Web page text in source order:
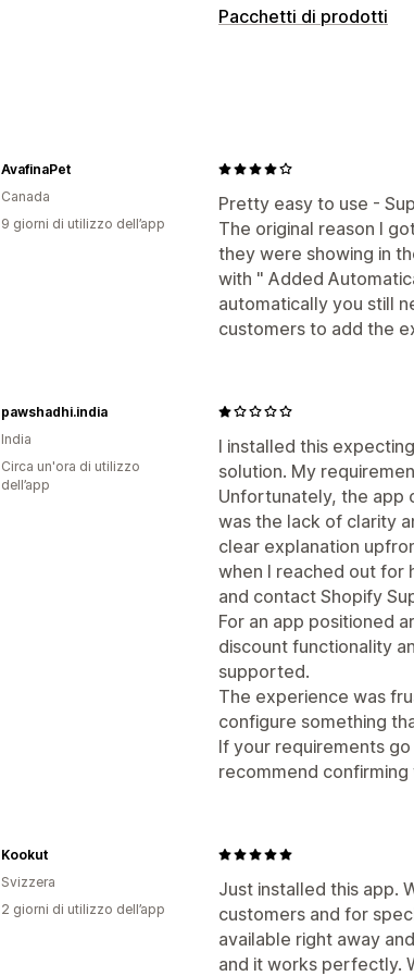
Tipo di sconto
Sconti al check-out
Prezzi dinamici Sconti
Gestione sconti
Strumento Editor
Conversione delle
Pacchetti di prodotti
Prodotti fisici
Prezzi impostabili
Prezzi fissi Prezzi a
Sconti sui volumi
Pretty easy to use -
The original reason I
they were showing in
with " Added
automatically you still
customers to add the
AvafinaPet
Canada
9 giorni di utilizzo dell’app
I installed this
solution. My
Unfortunately, the app
was the lack of clarity
clear explanation
when I reached out for
and contact Shopify
For an app positioned
discount functionality
supported.
The experience was
configure something
If your requirements
recommend
pawshadhi.india
India
Circa un'ora di utilizzo
dell’app
Just installed this app.
customers and for
available right away
and it works perfectly.
Kookut
Svizzera
2 giorni di utilizzo dell’app